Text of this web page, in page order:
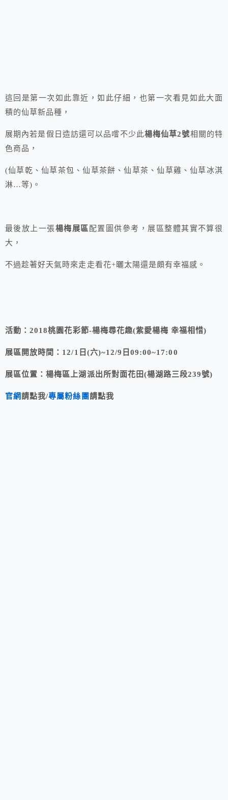
這回是第一次如此靠近，如此仔細，也第一次看見如此大面
積的仙草新品種，
展期內若是假日造訪還可以品嚐不少此楊梅仙草2號相關的特
色商品，
(仙草乾、仙草茶包、仙草茶餅、仙草茶、仙草雞、仙草冰淇
淋…等)。
最後放上一張楊梅展區配置圖供參考，展區整體其實不算很
大，
不過趁著好天氣時來走走看花+曬太陽還是頗有幸福感。
活動：2018桃園花彩節-楊梅尋花趣(紫愛楊梅 幸福相惜)
展區開放時間：12/1日(六)~12/9日09:00~17:00
展區位置：楊梅區上湖派出所對面花田(楊湖路三段239號)
官網請點我/專屬粉絲團請點我